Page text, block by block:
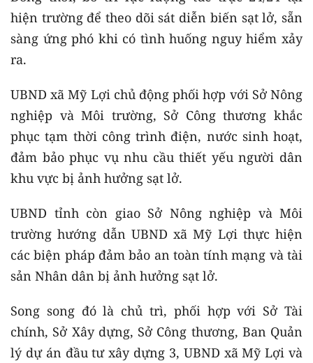
hiện trường để theo dõi sát diễn biến sạt lở, sẵn
sàng ứng phó khi có tình huống nguy hiểm xảy
ra.
UBND xã Mỹ Lợi chủ động phối hợp với Sở Nông
nghiệp và Môi trường, Sở Công thương khắc
phục tạm thời công trình điện, nước sinh hoạt,
đảm bảo phục vụ nhu cầu thiết yếu người dân
khu vực bị ảnh hưởng sạt lở.
UBND tỉnh còn giao Sở Nông nghiệp và Môi
trường hướng dẫn UBND xã Mỹ Lợi thực hiện
các biện pháp đảm bảo an toàn tính mạng và tài
sản Nhân dân bị ảnh hưởng sạt lở.
Song song đó là chủ trì, phối hợp với Sở Tài
chính, Sở Xây dựng, Sở Công thương, Ban Quản
lý dự án đầu tư xây dựng 3, UBND xã Mỹ Lợi và